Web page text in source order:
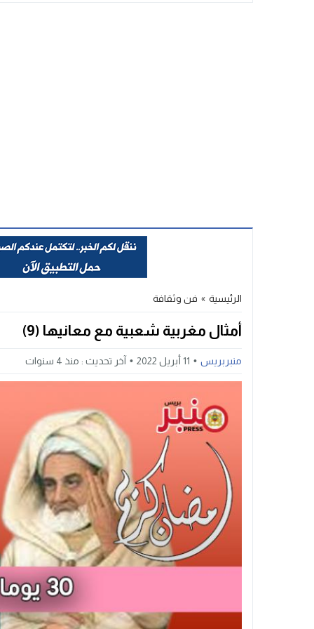
الرئيسية » فن وثقافة
أمثال مغربية شعبية مع معانيها (9)
منبربريس 11 أبريل 2022 آخر تحديث : منذ 4 سنوات